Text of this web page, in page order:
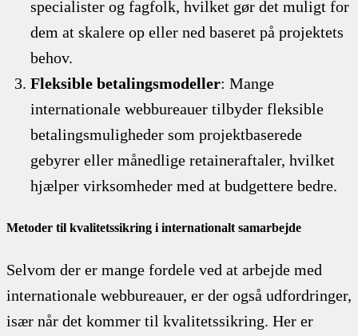
specialister og fagfolk, hvilket gør det muligt for
dem at skalere op eller ned baseret på projektets
behov.
Fleksible betalingsmodeller: Mange
internationale webbureauer tilbyder fleksible
betalingsmuligheder som projektbaserede
gebyrer eller månedlige retaineraftaler, hvilket
hjælper virksomheder med at budgettere bedre.
Metoder til kvalitetssikring i internationalt samarbejde
Selvom der er mange fordele ved at arbejde med
internationale webbureauer, er der også udfordringer,
især når det kommer til kvalitetssikring. Her er